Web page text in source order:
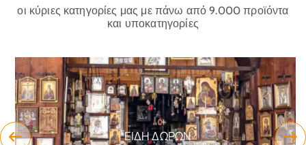
οι κύριες κατηγορίες μας με πάνω από 9.000 προϊόντα
και υποκατηγορίες
ΕΊΔΗ ΔΏΡΩΝ